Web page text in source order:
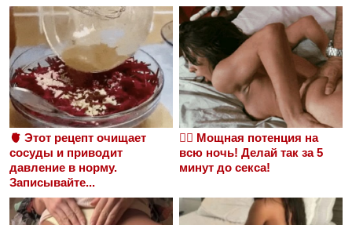
🫀 Этот рецепт очищает
сосуды и приводит
давление в норму.
Записывайте...
❤️‍🔥 Мощная потенция на
всю ночь! Делай так за 5
минут до секса!